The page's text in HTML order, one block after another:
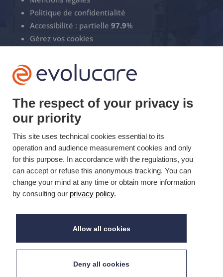
Politique de confidentialité
Accessibilité : partielle 97.9%
Gérez vos cookies
 YOUTUBE
 LINKEDIN
Mis à jour le 15/07/2022 © Evolucare 2026
The respect of your privacy is
our priority
This site uses technical cookies essential to its
operation and audience measurement cookies and only
for this purpose. In accordance with the regulations, you
can accept or refuse this anonymous tracking. You can
change your mind at any time or obtain more information
by consulting our privacy policy.
Allow all cookies
Deny all cookies